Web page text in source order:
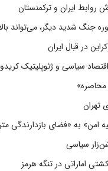
روابط ایران و ترکمنستان
جنگ شدید دیگر، می‌تواند
در قبال ایران
سیاسی و ژئوپلیتیک
محاصره»
تهران
امن» به «فضای بازدارندگی
سیاسی
اماراتی در تنگه هرمز